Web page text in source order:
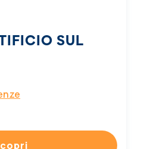
SUL